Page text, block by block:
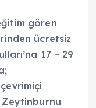
gören
ücretsiz
17 – 29